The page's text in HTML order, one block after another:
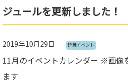
ジュールを更新しました！
2019年10月29日 延岡イベント
11月のイベントカレンダー ※画像
ます